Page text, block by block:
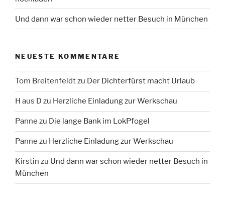
Und dann war schon wieder netter Besuch in München
NEUESTE KOMMENTARE
Tom Breitenfeldtzu Der Dichterfürst macht Urlaub
H aus D zu Herzliche Einladung zur Werkschau
Panne zu Die lange Bank im LokPfogel
Panne zu Herzliche Einladung zur Werkschau
Kirstin zu Und dann war schon wieder netter Besuch in
München